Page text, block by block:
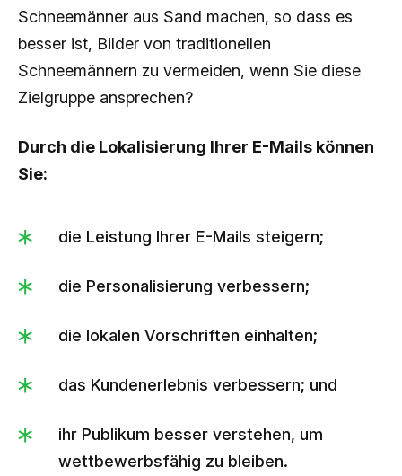
Schneemänner aus Sand machen, so dass es
besser ist, Bilder von traditionellen
Schneemännern zu vermeiden, wenn Sie diese
Zielgruppe ansprechen?
Durch die Lokalisierung Ihrer E-Mails können
Sie:
die Leistung Ihrer E-Mails steigern;
die Personalisierung verbessern;
die lokalen Vorschriften einhalten;
das Kundenerlebnis verbessern; und
ihr Publikum besser verstehen, um
wettbewerbsfähig zu bleiben.